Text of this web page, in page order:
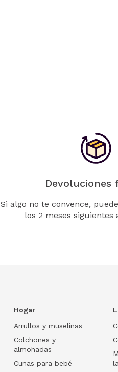
Devoluciones
Si algo no te convence,
los 2 meses siguientes
Hogar
Arrullos y muselinas
Colchones y
almohadas
Cunas para bebé